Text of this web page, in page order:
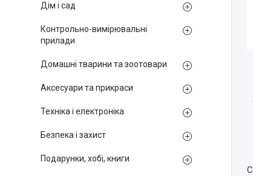
Дім і сад
Контрольно-вимірювальні
прилади
Домашні тварини та зоотовари
Аксесуари та прикраси
Техніка і електроніка
Безпека і захист
Подарунки, хобі, книги